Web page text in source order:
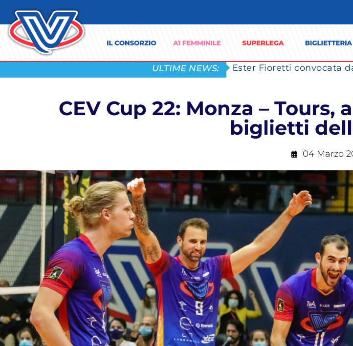
ULTIME NEWS: Ester Fioretti convocata
CEV Cup 22: Monza –
biglietti
04 Marzo